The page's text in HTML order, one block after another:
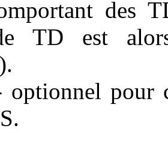
des
TD est
optionnel pour